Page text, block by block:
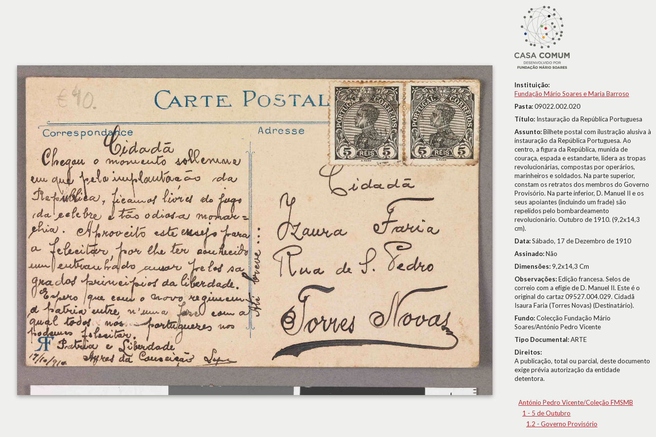
Instituição:
Fundação Mário Soares e Maria Barroso
Pasta:09022.002.020
Título: Instauração da República Portuguesa
Assunto:Bilhete postal com ilustração alusiva à
instauração da República Portuguesa. Ao
centro, a figura da República, munida de
couraça, espada e estandarte, lidera as tropas
revolucionárias, compostas por operários,
marinheiros e soldados. Na parte superior,
constam os retratos dos membros do Governo
Provisório. Na parte inferior, D. Manuel II e os
seus apoiantes (incluindo um frade) são
repelidos pelo bombardeamento
revolucionário. Outubro de 1910. (9,2x14,3
cm).
Data:Sábado, 17 de Dezembro de 1910
Assinado:Não
Dimensões:9,2x14,3 Cm
Observações:Edição francesa. Selos de
correio com a efígie de D. Manuel II. Este é o
original do cartaz 09527.004.029. Cidadã
Isaura Faria (Torres Novas) (Destinatário).
Fundo:Colecção Fundação Mário
Soares/António Pedro Vicente
Tipo Documental:ARTE
Direitos:
A publicação, total ou parcial, deste documento
exige prévia autorização da entidade
detentora.
António Pedro Vicente/Coleção FMSMB
1 - 5 de Outubro
1.2 - Governo Provisório